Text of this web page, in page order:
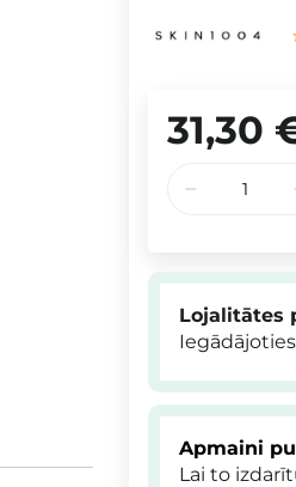
31,30
Lojalitātes
Apmaini
Lai to